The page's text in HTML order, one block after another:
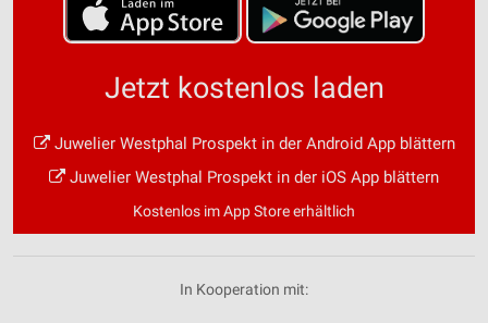
Jetzt kostenlos laden
Juwelier Westphal Prospekt in der Android App blättern
Juwelier Westphal Prospekt in der iOS App blättern
Kostenlos im App Store erhältlich
In Kooperation mit: